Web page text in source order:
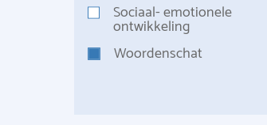
Sociaal- emotionele
ontwikkeling
Woordenschat